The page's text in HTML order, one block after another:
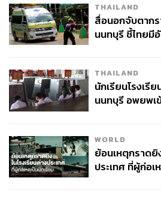
THAILAND
สื่อนอกจับตากร
นนทบุรี ชี้ไทยมี
THAILAND
นักเรียนโรงเรี
นนทบุรี อพยพ
WORLD
ย้อนเหตุกราดยิ
ประเทศ ที่ผู้ก่อเ